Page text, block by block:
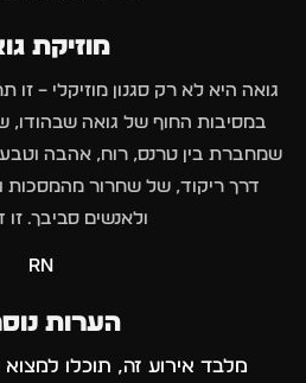
מוזיקת
גואה היא לא רק סגנון מוזיקלי – זו
במסיבות החוף של גואה שבהודו,
שמחברת בין טרנס, רוח, אהבה
דרך ריקוד, של שחרור מהמסכות
ולאנשים סביבך. זו
rn
הערות
מלבד אירוע זה, תוכלו